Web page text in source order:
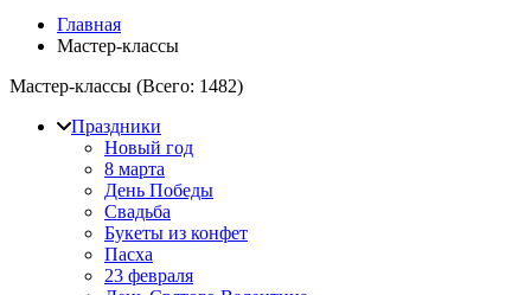
Главная
Мастер-классы
Мастер-классы (Всего: 1482)
Праздники
Новый год
8 марта
День Победы
Свадьба
Букеты из конфет
Пасха
23 февраля